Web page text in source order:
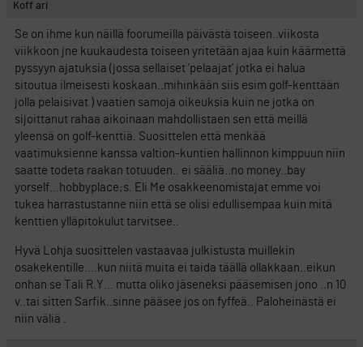
Koff ari
Se on ihme kun näillä foorumeilla päivästä toiseen..viikosta
viikkoon jne kuukaudesta toiseen yritetään ajaa kuin käärmettä
pyssyyn ajatuksia (jossa sellaiset ’pelaajat’ jotka ei halua
sitoutua ilmeisesti koskaan..mihinkään siis esim golf-kenttään
jolla pelaisivat ) vaatien samoja oikeuksia kuin ne jotka on
sijoittanut rahaa aikoinaan mahdollistaen sen että meillä
yleensä on golf-kenttiä. Suosittelen että menkää
vaatimuksienne kanssa valtion-kuntien hallinnon kimppuun niin
saatte todeta raakan totuuden.. ei sääliä..no money..bay
yorself…hobbyplace;s. Eli Me osakkeenomistajat emme voi
tukea harrastustanne niin että se olisi edullisempaa kuin mitä
kenttien ylläpitokulut tarvitsee..
Hyvä Lohja suosittelen vastaavaa julkistusta muillekin
osakekentille….kun niitä muita ei taida täällä ollakkaan..eikun
onhan se Tali R.Y… mutta oliko jäseneksi pääsemisen jono ..n 10
v..tai sitten Sarfik..sinne pääsee jos on fyffeä.. Paloheinästä ei
niin väliä .